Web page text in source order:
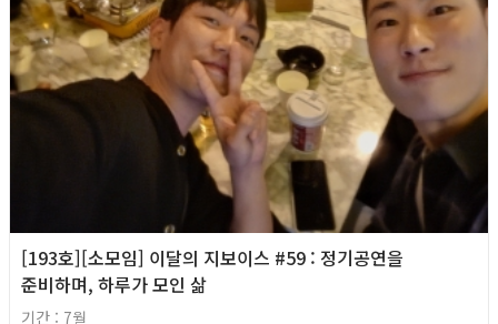
[193호][소모임] 이달의 지보이스 #59 : 정기공연을
준비하며, 하루가 모인 삶
기간 : 7월